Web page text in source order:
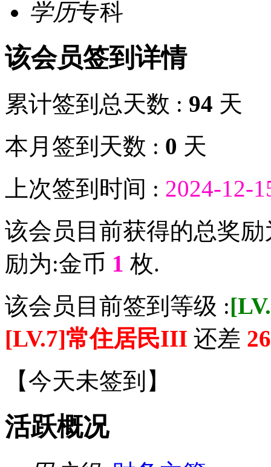
学历专科
该会员签到详情
累计签到总天数 : 94 天
本月签到天数 : 0 天
上次签到时间 : 2024-12-
该会员目前获得的总奖
励为:金币 1 枚.
该会员目前签到等级 :
[LV.7]常住居民III 还差 26
【今天未签到 】
活跃概况